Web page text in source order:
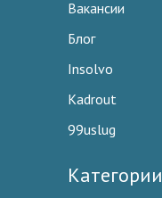
Вакансии
Блог
Insolvo
Kadrout
99uslug
Категории